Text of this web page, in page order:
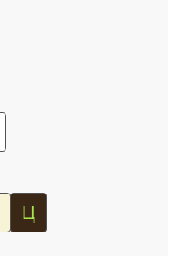
Ц